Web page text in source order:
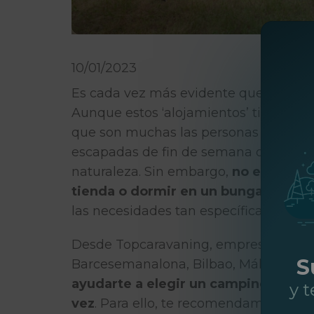
y
10/01/2023
Es cada vez más evidente que
los
Aunque estos ‘alojamientos’ tienen
que son muchas las personas que
escapadas de fin de semana o
naturaleza. Sin embargo, no es lo
tienda o dormir en un bungalow,
las necesidades tan específicas que
Desde Topcaravaning, empresa que
Barcesemanalona, Bilbao, Málaga y
ayudarte a elegir un camping para
vez. Para ello, te recomendamos